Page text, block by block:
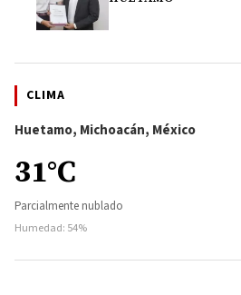
CLIMA
Huetamo, Michoacán, México
31°C
Parcialmente nublado
Humedad: 54%